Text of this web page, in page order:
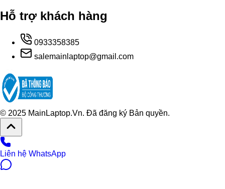
Hỗ trợ khách hàng
0933358385
salemainlaptop@gmail.com
© 2025 MainLaptop.Vn. Đã đăng ký Bản quyền.
Liên hệ WhatsApp